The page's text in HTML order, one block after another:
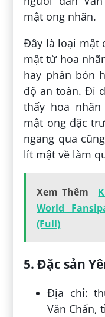
mật ong nhãn.
Đây là loại mật
mật từ hoa
hay phân bón
độ an toàn. Đi
thấy hoa
mật ong đặc
ngang qua
lít mật về làm
Xem Thêm
World
(Full)
5. Đặc sản
Địa chỉ:
Văn Chấn,